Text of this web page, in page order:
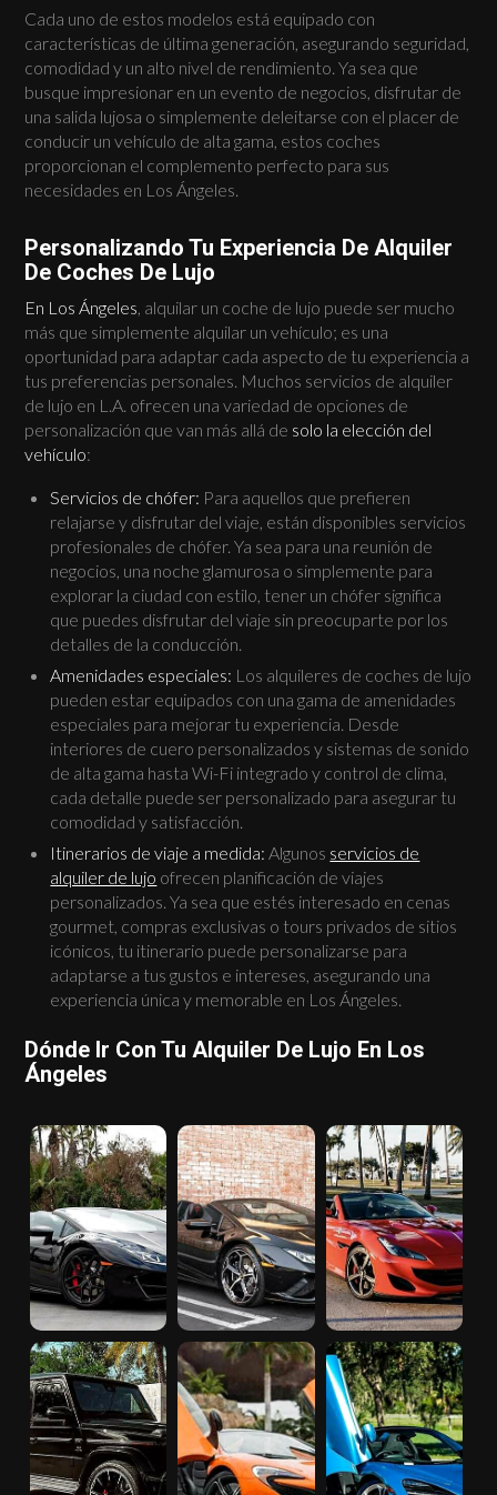
Cada uno de estos modelos está equipado con
características de última generación, asegurando seguridad,
comodidad y un alto nivel de rendimiento. Ya sea que
busque impresionar en un evento de negocios, disfrutar de
una salida lujosa o simplemente deleitarse con el placer de
conducir un vehículo de alta gama, estos coches
proporcionan el complemento perfecto para sus
necesidades en Los Ángeles.
Personalizando Tu Experiencia De Alquiler
De Coches De Lujo
En Los Ángeles, alquilar un coche de lujo puede ser mucho
más que simplemente alquilar un vehículo; es una
oportunidad para adaptar cada aspecto de tu experiencia a
tus preferencias personales. Muchos servicios de alquiler
de lujo en L.A. ofrecen una variedad de opciones de
personalización que van más allá de solo la elección del
vehículo:
Servicios de chófer: Para aquellos que prefieren
relajarse y disfrutar del viaje, están disponibles servicios
profesionales de chófer. Ya sea para una reunión de
negocios, una noche glamurosa o simplemente para
explorar la ciudad con estilo, tener un chófer significa
que puedes disfrutar del viaje sin preocuparte por los
detalles de la conducción.
Amenidades especiales: Los alquileres de coches de lujo
pueden estar equipados con una gama de amenidades
especiales para mejorar tu experiencia. Desde
interiores de cuero personalizados y sistemas de sonido
de alta gama hasta Wi-Fi integrado y control de clima,
cada detalle puede ser personalizado para asegurar tu
comodidad y satisfacción.
Itinerarios de viaje a medida: Algunos servicios de
alquiler de lujo ofrecen planificación de viajes
personalizados. Ya sea que estés interesado en cenas
gourmet, compras exclusivas o tours privados de sitios
icónicos, tu itinerario puede personalizarse para
adaptarse a tus gustos e intereses, asegurando una
experiencia única y memorable en Los Ángeles.
Dónde Ir Con Tu Alquiler De Lujo En Los
Ángeles